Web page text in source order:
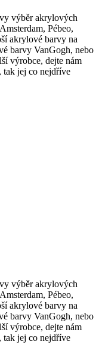
výběr akrylových
Pébeo,
akrylové barvy na
barvy VanGogh, nebo
výrobce, dejte nám
tak jej co nejdříve
výběr akrylových
Pébeo,
akrylové barvy na
barvy VanGogh, nebo
výrobce, dejte nám
tak jej co nejdříve